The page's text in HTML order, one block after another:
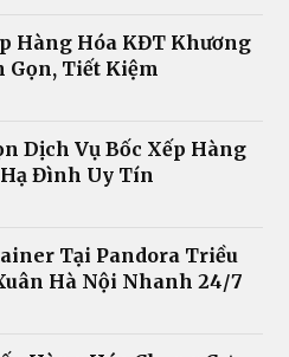
Hàng Hóa KĐT Khương
Tiết Kiệm
Dịch Vụ Bốc Xếp Hàng
Đình Uy Tín
Tại Pandora Triều
Hà Nội Nhanh 24/7